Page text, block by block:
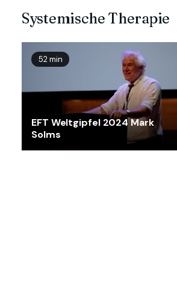
Systemische Therapie
52 min
EFT Weltgipfel 2024 Mark
Solms